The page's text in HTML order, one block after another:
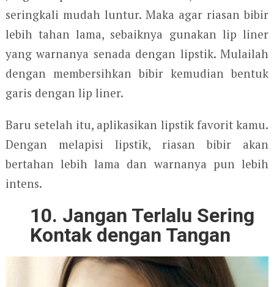
seringkali mudah luntur. Maka agar riasan bibir
lebih tahan lama, sebaiknya gunakan lip liner
yang warnanya senada dengan lipstik. Mulailah
dengan membersihkan bibir kemudian bentuk
garis dengan lip liner.
Baru setelah itu, aplikasikan lipstik favorit kamu.
Dengan melapisi lipstik, riasan bibir akan
bertahan lebih lama dan warnanya pun lebih
intens.
10. Jangan Terlalu Sering
Kontak dengan Tangan